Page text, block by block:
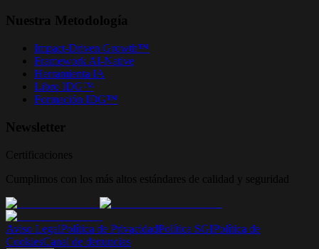
Nuestra Metodología
Impact-Driven Growth™
Framework AI-Native
Herramienta IA
Libro IDG™
Formación IDG™
Newsletter
Certificaciones
Cumplimos con los más altos estándares de calidad y seguridad
Aviso LegalPolítica de PrivacidadPolítica SGIPolítica de
CookiesCanal de denuncias